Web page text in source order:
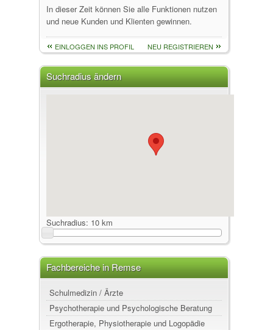
In dieser Zeit können Sie alle Funktionen nutzen
und neue Kunden und Klienten gewinnen.
EINLOGGEN INS PROFIL NEU REGISTRIEREN
Suchradius ändern
Suchradius: 10 km
Fachbereiche in Remse
Schulmedizin / Ärzte
Psychotherapie und Psychologische Beratung
Ergotherapie, Physiotherapie und Logopädie